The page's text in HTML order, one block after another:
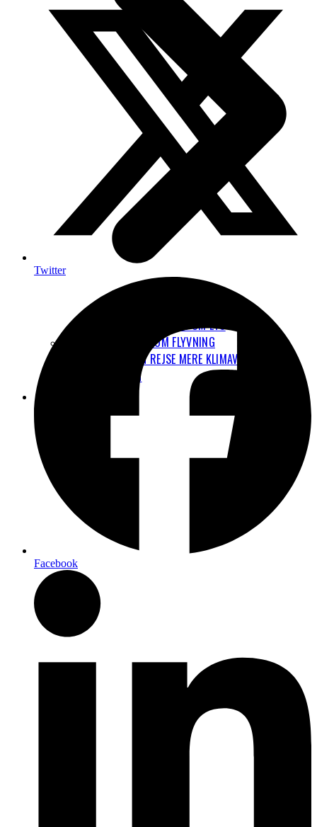
VORES HØRINGSSVAR OM ETS
7 UDBREDTE MYTER OM FLYVNING
HVORDAN KAN JEG REJSE MERE KLIMAVENLIGT?
LUFTFORURENING
Twitter
Facebook